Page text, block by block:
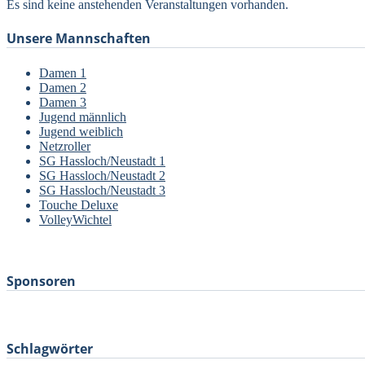
Es sind keine anstehenden Veranstaltungen vorhanden.
Unsere Mannschaften
Damen 1
Damen 2
Damen 3
Jugend männlich
Jugend weiblich
Netzroller
SG Hassloch/Neustadt 1
SG Hassloch/Neustadt 2
SG Hassloch/Neustadt 3
Touche Deluxe
VolleyWichtel
Sponsoren
Schlagwörter